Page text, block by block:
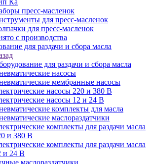
Кa
пресс-масленок
для пресс-масленок
для пресс-масленок
с производства
для раздачи и сбора масла
для раздачи и сбора масла
насосы
мембранные насосы
насосы 220 и 380 В
насосы 12 и 24 В
комплекты для масла
маслораздатчики
комплекты для раздачи масла
и 380 В
комплекты для раздачи масла
и 24 В
маслораздатчики